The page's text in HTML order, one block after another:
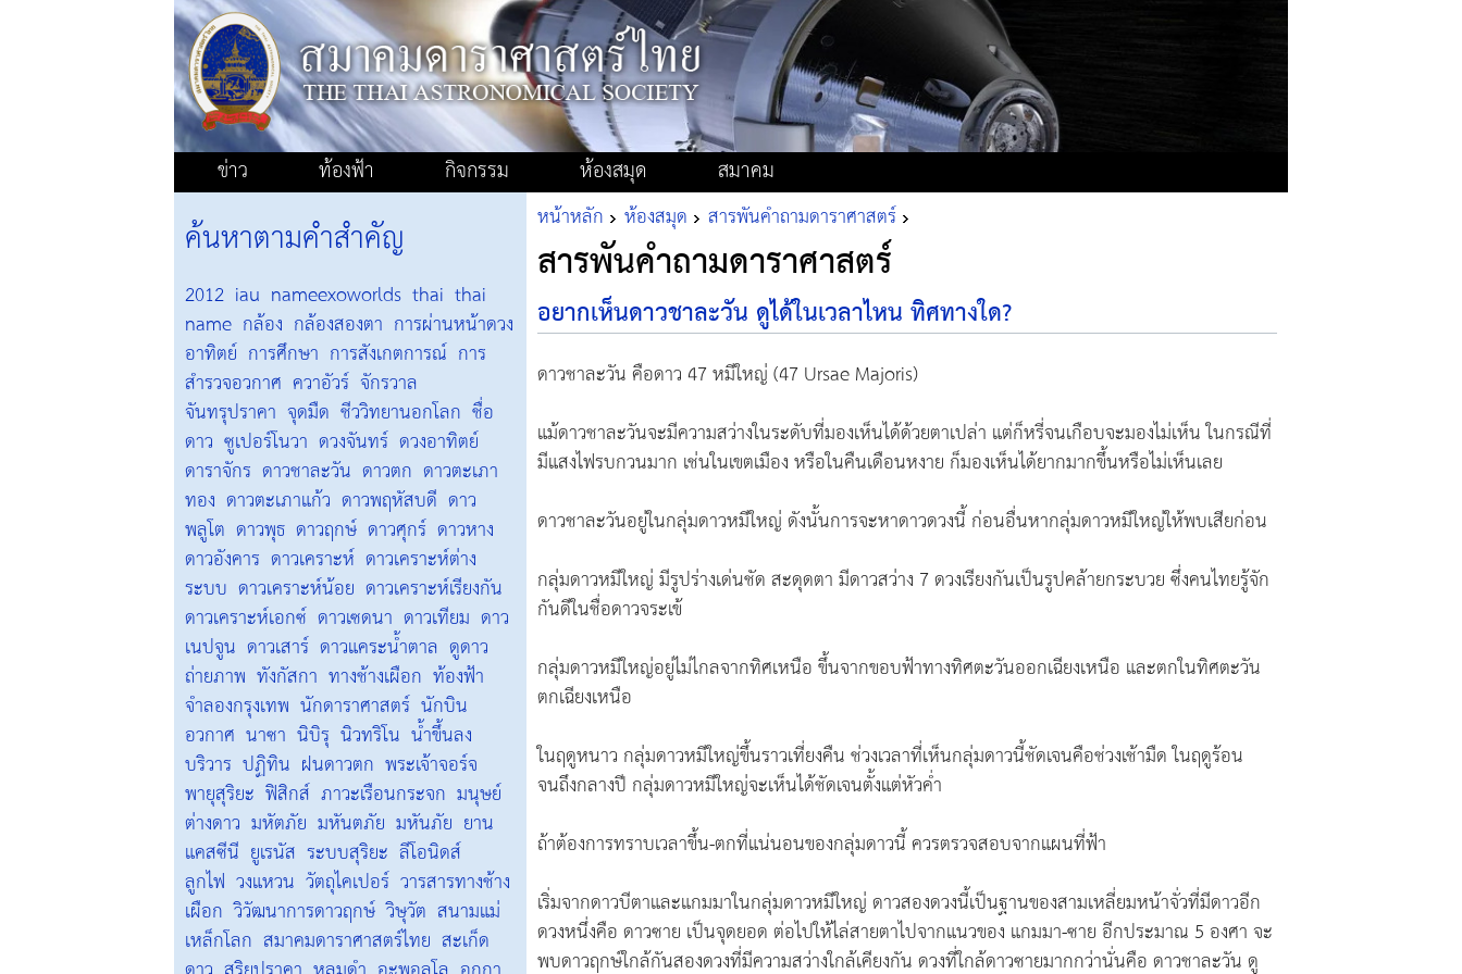
ข่าว ท้องฟ้า กิจกรรม ห้องสมุด สมาคม
ค้นหาตามคำสำคัญ
2012 iau nameexoworlds thai thai
name กล้อง กล้องสองตา การผ่านหน้าดวง
อาทิตย์ การศึกษา การสังเกตการณ์ การ
สำรวจอวกาศ ควาอัวร์ จักรวาล
จันทรุปราคา จุดมืด ชีววิทยานอกโลก ชื่อ
ดาว ซูเปอร์โนวา ดวงจันทร์ ดวงอาทิตย์
ดาราจักร ดาวชาละวัน ดาวตก ดาวตะเภา
ทอง ดาวตะเภาแก้ว ดาวพฤหัสบดี ดาว
พลูโต ดาวพุธ ดาวฤกษ์ ดาวศุกร์ ดาวหาง
ดาวอังคาร ดาวเคราะห์ ดาวเคราะห์ต่าง
ระบบ ดาวเคราะห์น้อย ดาวเคราะห์เรียงกัน
ดาวเคราะห์เอกซ์ ดาวเซดนา ดาวเทียม ดาว
เนปจูน ดาวเสาร์ ดาวแคระน้ำตาล ดูดาว
ถ่ายภาพ ทังกัสกา ทางช้างเผือก ท้องฟ้า
จำลองกรุงเทพ นักดาราศาสตร์ นักบิน
อวกาศ นาซา นิบิรุ นิวทริโน น้ำขึ้นลง
บริวาร ปฏิทิน ฝนดาวตก พระเจ้าจอร์จ
พายุสุริยะ ฟิสิกส์ ภาวะเรือนกระจก มนุษย์
ต่างดาว มหัตภัย มหันตภัย มหันภัย ยาน
แคสซีนี ยูเรนัส ระบบสุริยะ ลีโอนิดส์
ลูกไฟ วงแหวน วัตถุไคเปอร์ วารสารทางช้าง
เผือก วิวัฒนาการดาวฤกษ์ วิษุวัต สนามแม่
เหล็กโลก สมาคมดาราศาสตร์ไทย สะเก็ด
หน้าหลัก ห้องสมุด สารพันคำถามดาราศาสตร์
สารพันคำถามดาราศาสตร์
อยากเห็นดาวชาละวัน ดูได้ในเวลาไหน ทิศทางใด?
ดาวชาละวัน คือดาว 47 หมีใหญ่ (47 Ursae Majoris)
แม้ดาวชาละวันจะมีความสว่างในระดับที่มองเห็นได้ด้วยตาเปล่า แต่ก็หรี่จนเกือบจะมองไม่เห็น ในกรณีที่
มีแสงไฟรบกวนมาก เช่นในเขตเมือง หรือในคืนเดือนหงาย ก็มองเห็นได้ยากมากขึ้นหรือไม่เห็นเลย
ดาวชาละวันอยู่ในกลุ่มดาวหมีใหญ่ ดังนั้นการจะหาดาวดวงนี้ ก่อนอื่นหากลุ่มดาวหมีใหญ่ให้พบเสียก่อน
กลุ่มดาวหมีใหญ่ มีรูปร่างเด่นชัด สะดุดตา มีดาวสว่าง 7 ดวงเรียงกันเป็นรูปคล้ายกระบวย ซึ่งคนไทยรู้จัก
กันดีในชื่อดาวจระเข้
กลุ่มดาวหมีใหญ่อยู่ไม่ไกลจากทิศเหนือ ขึ้นจากขอบฟ้าทางทิศตะวันออกเฉียงเหนือ และตกในทิศตะวัน
ตกเฉียงเหนือ
ในฤดูหนาว กลุ่มดาวหมีใหญ่ขึ้นราวเที่ยงคืน ช่วงเวลาที่เห็นกลุ่มดาวนี้ชัดเจนคือช่วงเช้ามืด ในฤดูร้อน
จนถึงกลางปี กลุ่มดาวหมีใหญ่จะเห็นได้ชัดเจนตั้งแต่หัวค่ำ
ถ้าต้องการทราบเวลาขึ้น-ตกที่แน่นอนของกลุ่มดาวนี้ ควรตรวจสอบจากแผนที่ฟ้า
เริ่มจากดาวบีตาและแกมมาในกลุ่มดาวหมีใหญ่ ดาวสองดวงนี้เป็นฐานของสามเหลี่ยมหน้าจั่วที่มีดาวอีก
ดวงหนึ่งคือ ดาวซาย เป็นจุดยอด ต่อไปให้ไล่สายตาไปจากแนวของ แกมมา-ซาย อีกประมาณ 5 องศา จะ
พบดาวฤกษ์ใกล้กันสองดวงที่มีความสว่างใกล้เคียงกัน ดวงที่ใกล้ดาวซายมากกว่านั่นคือ ดาวชาละวัน ดู